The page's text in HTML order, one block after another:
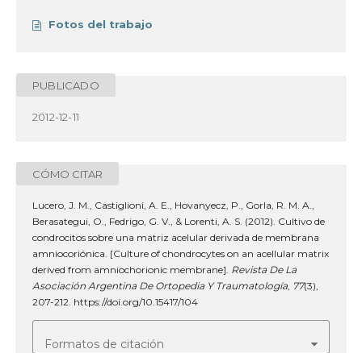
Fotos del trabajo
PUBLICADO
2012-12-11
CÓMO CITAR
Lucero, J. M., Castiglioni, A. E., Hovanyecz, P., Gorla, R. M. A.,
Berasategui, O., Fedrigo, G. V., & Lorenti, A. S. (2012). Cultivo de
condrocitos sobre una matriz acelular derivada de membrana
amniocoriónica. [Culture of chondrocytes on an acellular matrix
derived from amniochorionic membrane]. Revista De La
Asociación Argentina De Ortopedia Y Traumatología, 77(3),
207-212. https://doi.org/10.15417/104
Formatos de citación